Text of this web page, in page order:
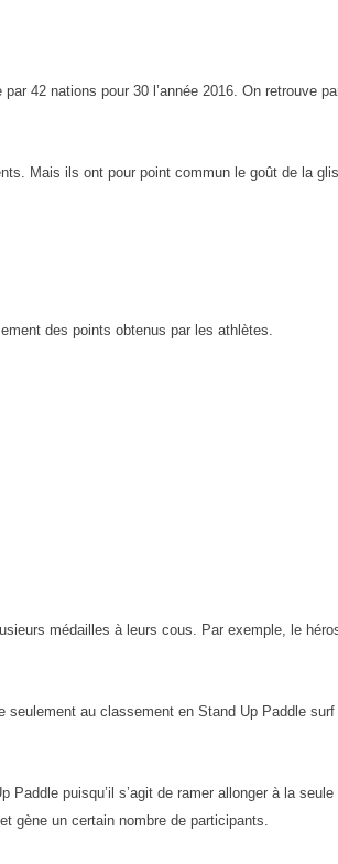
par 42 nations pour 30 l’année 2016. On retrouve
Mais ils ont pour point commun le goût de la
des points obtenus par les athlètes.
médailles à leurs cous. Par exemple, le
seulement au classement en Stand Up Paddle
puisqu’il s’agit de ramer allonger à la
gène un certain nombre de participants.